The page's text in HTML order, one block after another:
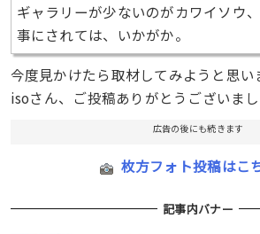
ギャラリーが少ないのがカワイソウ
事にされては、いかがか。
今度見かけたら取材してみようと思い
isoさん、ご投稿ありがとうございまし
広告の後にも続きます
枚方フォト投稿はこ
記事内バナー